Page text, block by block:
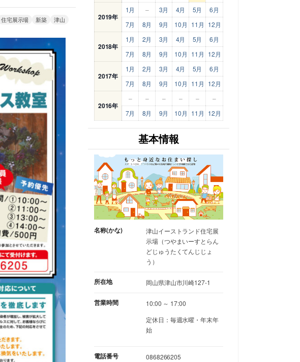
住宅展示場 新築 津山 2019年
1月 – 3月 4月 5月
6月
7月
8月 9月 10月 11月 12月
2018年
1月 2月 3月 4月 5月
6月
7月
8月 9月 10月 11月 12月
2017年
1月 2月 3月 4月 5月
6月
7月
8月 9月 10月 11月 12月
2016年
– – – – –
–
7月
8月 9月 10月 11月 12月
基本情報
名称(かな)
津山イーストランド住宅展
示場（つやまいーすとらん
どじゅうたくてんじじょ
う）
所在地 岡山県津山市川崎127-1
営業時間
10:00 ～ 17:00
定休日：毎週水曜・年末年
始
電話番号 0868266205